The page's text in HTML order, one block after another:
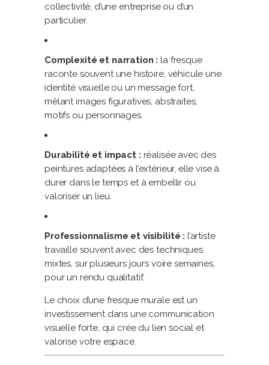
collectivité, d’une entreprise ou d’un
particulier.
Complexité et narration : la fresque
raconte souvent une histoire, véhicule une
identité visuelle ou un message fort,
mêlant images figuratives, abstraites,
motifs ou personnages.
Durabilité et impact : réalisée avec des
peintures adaptées à l’extérieur, elle vise à
durer dans le temps et à embellir ou
valoriser un lieu.
Professionnalisme et visibilité : l’artiste
travaille souvent avec des techniques
mixtes, sur plusieurs jours voire semaines,
pour un rendu qualitatif.
Le choix d’une fresque murale est un
investissement dans une communication
visuelle forte, qui crée du lien social et
valorise votre espace.